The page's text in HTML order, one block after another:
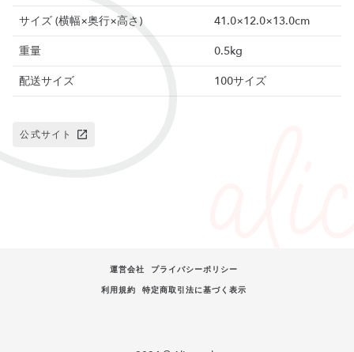
サイズ (横幅×奥行×高さ)
41.0×12.0×13.0cm
重量
0.5kg
配送サイズ
100サイズ
公式サイト
運営会社
プライバシーポリシー
利用規約
特定商取引法に基づく表示